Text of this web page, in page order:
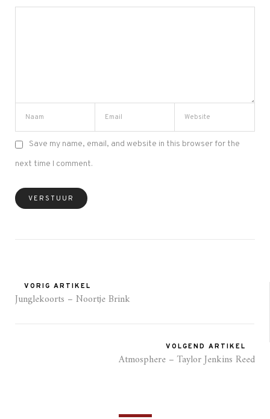
Save my name, email, and website in this browser for the
next time I comment.
VORIG ARTIKEL
Junglekoorts – Noortje Brink
VOLGEND ARTIKEL
Atmosphere – Taylor Jenkins Reed